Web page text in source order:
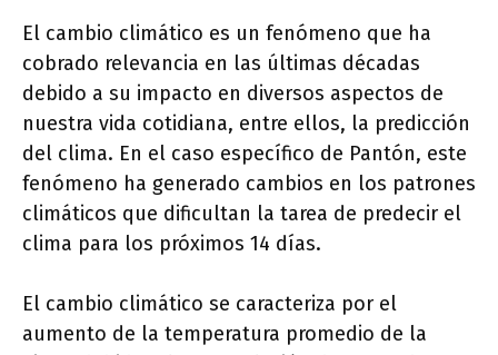
El cambio climático es un fenómeno que ha
cobrado relevancia en las últimas décadas
debido a su impacto en diversos aspectos de
nuestra vida cotidiana, entre ellos, la predicción
del clima. En el caso específico de Pantón, este
fenómeno ha generado cambios en los patrones
climáticos que dificultan la tarea de predecir el
clima para los próximos 14 días.
El cambio climático se caracteriza por el
aumento de la temperatura promedio de la